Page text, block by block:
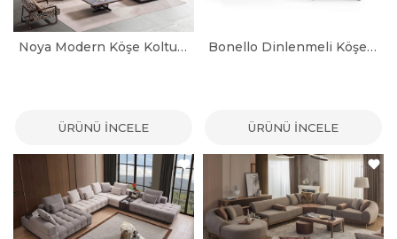
Noya Modern Köşe Koltuk Takımı
ÜRÜNÜ İNCELE
Bonello Dinlenmeli Köşe Koltuk
ÜRÜNÜ İNCELE